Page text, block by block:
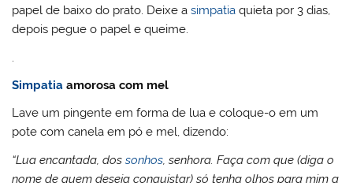
papel de baixo do prato. Deixe asimpatia quieta por 3 dias,
depois pegue o papel e queime.
.
Simpatia amorosa com mel
Lave um pingente em forma de lua e coloque-o em um
pote com canela em pó e mel, dizendo:
“Lua encantada, dossonhos, senhora. Faça com que (diga o
nome de quem deseja conquistar) só tenha olhos para mim a